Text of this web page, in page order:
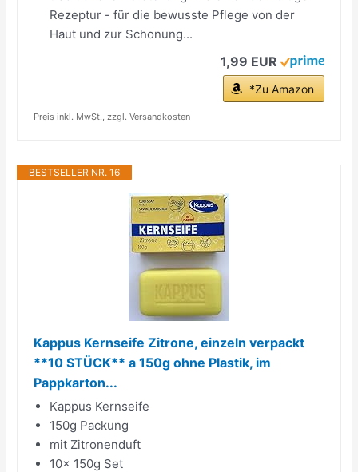
Rezeptur - für die bewusste Pflege von der
Haut und zur Schonung...
1,99 EUR
*Zu Amazon
Preis inkl. MwSt., zzgl. Versandkosten
BESTSELLER NR. 16
Kappus Kernseife Zitrone, einzeln verpackt
**10 STÜCK** a 150g ohne Plastik, im
Pappkarton...
Kappus Kernseife
150g Packung
mit Zitronenduft
10x 150g Set